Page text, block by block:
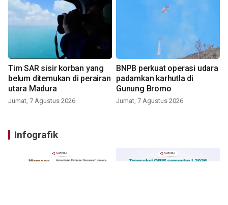
Tim SAR sisir korban yang
belum ditemukan di perairan
utara Madura
Jumat, 7 Agustus 2026
BNPB perkuat operasi udara
padamkan karhutla di
Gunung Bromo
Jumat, 7 Agustus 2026
Infografik